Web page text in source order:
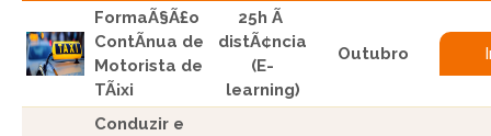
FormaÃ§Ã£o
ContÃ­nua de
Motorista de
TÃ¡xi
25h Ã
distÃ¢ncia
(E-
learning)
Outubro
Conduzir e